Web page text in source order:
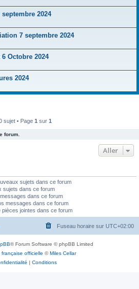
2024
7 septembre 2024
6 Octobre 2024
2024
sujet • Page 1 sur 1
forum.
Aller
sujets dans ce forum
sujets dans ce forum
dans ce forum
messages dans ce forum
pièces jointes dans ce forum
Fuseau horaire sur UTC+02:00
® Forum Software © phpBB Limited
officielle ©Miles Cellar
| Conditions